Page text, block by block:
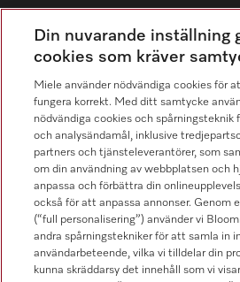
08-562 29 800
Hitta återförsäljare
Din nuvarande inställning
cookies som kräver
Miele använder nödvändiga cookies för
fungera korrekt. Med ditt samtycke
nödvändiga cookies och spårningsteknik
och analysändamål, inklusive
partners och tjänsteleverantörer, som
om din användning av webbplatsen och
anpassa och förbättra din
också för att anpassa annonser. Genom
(“full personalisering”) använder vi
andra spårningstekniker för att samla in
användarbeteende, vilka vi tilldelar din
kunna skräddarsy det innehåll som vi